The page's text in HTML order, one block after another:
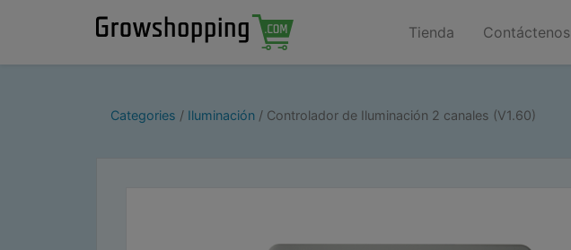
Tienda Contáctenos
Categories Iluminación Controlador de Iluminación 2 canales (V1.60)